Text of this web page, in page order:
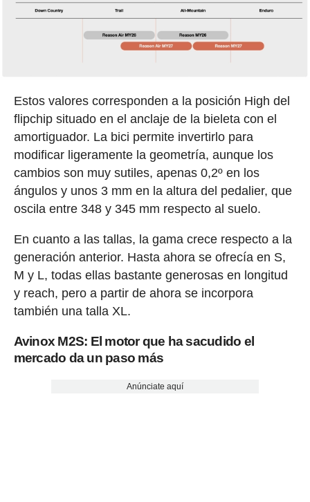
Estos valores corresponden a la posición High del
flipchip situado en el anclaje de la bieleta con el
amortiguador. La bici permite invertirlo para
modificar ligeramente la geometría, aunque los
cambios son muy sutiles, apenas 0,2º en los
ángulos y unos 3 mm en la altura del pedalier, que
oscila entre 348 y 345 mm respecto al suelo.
En cuanto a las tallas, la gama crece respecto a la
generación anterior. Hasta ahora se ofrecía en S,
M y L, todas ellas bastante generosas en longitud
y reach, pero a partir de ahora se incorpora
también una talla XL.
Avinox M2S: El motor que ha sacudido el
mercado da un paso más
Anúnciate aquí